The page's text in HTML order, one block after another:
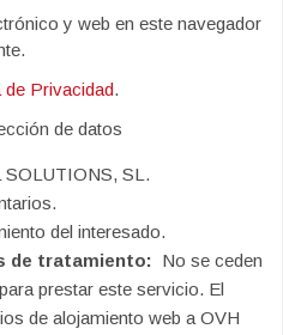
y web en este navegador
Privacidad.
de datos
SOLUTIONS, SL.
del interesado.
de tratamiento: No se ceden
prestar este servicio. El
de alojamiento web a OVH